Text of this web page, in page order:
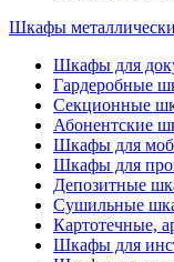
Шкафы
Шкафы для
Гардеробные
Секционные
Абонентские
Шкафы для
Шкафы для
Депозитные
Сушильные
Картотечные,
Шкафы для